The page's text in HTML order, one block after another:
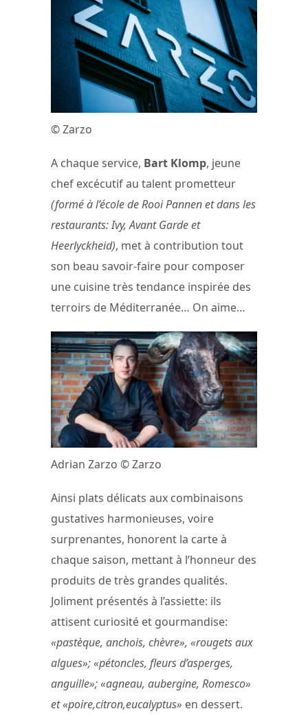
© Zarzo
A chaque service, Bart Klomp, jeune
chef excécutif au talent prometteur
(formé à l’école de Rooi Pannen et dans les
restaurants: Ivy, Avant Garde et
Heerlyckheid), met à contribution tout
son beau savoir-faire pour composer
une cuisine très tendance inspirée des
terroirs de Méditerranée… On aime…
Adrian Zarzo © Zarzo
Ainsi plats délicats aux combinaisons
gustatives harmonieuses, voire
surprenantes, honorent la carte à
chaque saison, mettant à l’honneur des
produits de très grandes qualités.
Joliment présentés à l’assiette: ils
attisent curiosité et gourmandise:
«pastèque, anchois, chèvre», «rougets aux
algues»; «pétoncles, fleurs d’asperges,
anguille»; «agneau, aubergine, Romesco»
et «poire,citron,eucalyptus» en dessert.